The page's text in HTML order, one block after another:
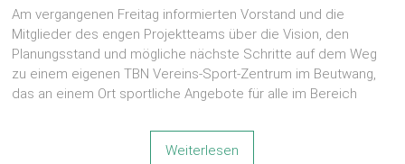
Am vergangenen Freitag informierten Vorstand und die
Mitglieder des engen Projektteams über die Vision, den
Planungsstand und mögliche nächste Schritte auf dem Weg
zu einem eigenen TBN Vereins-Sport-Zentrum im Beutwang,
das an einem Ort sportliche Angebote für alle im Bereich
Weiterlesen